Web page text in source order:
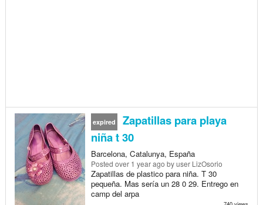
expired
Zapatillas para playa
niña t 30
Barcelona, Catalunya, España
Posted over 1 year ago by user LizOsorio
Zapatillas de plastico para niña. T 30
pequeña. Mas sería un 28 0 29. Entrego en
camp del arpa